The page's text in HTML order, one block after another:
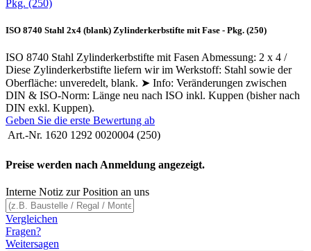
ISO 8740 Stahl 2x4 (blank) Zylinderkerbstifte mit Fase - Pkg. (250)
ISO 8740 Stahl Zylinderkerbstifte mit Fasen Abmessung: 2 x 4 /
Diese Zylinderkerbstifte liefern wir im Werkstoff: Stahl sowie der
Oberfläche: unveredelt, blank. ➤ Info: Veränderungen zwischen
DIN & ISO-Norm: Länge neu nach ISO inkl. Kuppen (bisher nach
DIN exkl. Kuppen).
Geben Sie die erste Bewertung ab
Art.-Nr. 1620 1292 0020004 (250)
Preise werden nach Anmeldung angezeigt.
Interne Notiz zur Position an uns
Vergleichen
Fragen?
Weitersagen